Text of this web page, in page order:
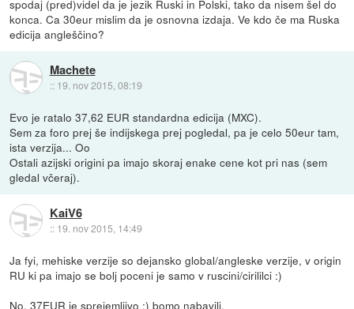
spodaj (pred)videl da je jezik Ruski in Polski, tako da nisem šel do
konca. Ca 30eur mislim da je osnovna izdaja. Ve kdo če ma Ruska
edicija angleščino?
Machete
:: 19. nov 2015, 08:19
Evo je ratalo 37,62 EUR standardna edicija (MXC).
Sem za foro prej še indijskega prej pogledal, pa je celo 50eur tam,
ista verzija... Oo
Ostali azijski origini pa imajo skoraj enake cene kot pri nas (sem
gledal včeraj).
KaiV6
:: 19. nov 2015, 14:49
Ja fyi, mehiske verzije so dejansko global/angleske verzije, v origin
RU ki pa imajo se bolj poceni je samo v ruscini/cirililci :)
No, 37EUR je sprejemljivo :) bomo nabavili.